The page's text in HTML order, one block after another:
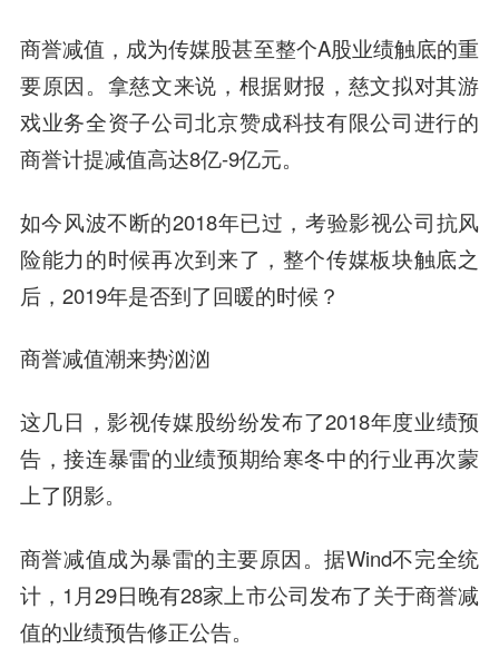
商誉减值，成为传媒股甚至整个A股业绩触底的重
要原因。拿慈文来说，根据财报，慈文拟对其游
戏业务全资子公司北京赞成科技有限公司进行的
商誉计提减值高达8亿-9亿元。
如今风波不断的2018年已过，考验影视公司抗风
险能力的时候再次到来了，整个传媒板块触底之
后，2019年是否到了回暖的时候？
商誉减值潮来势汹汹
这几日，影视传媒股纷纷发布了2018年度业绩预
告，接连暴雷的业绩预期给寒冬中的行业再次蒙
上了阴影。
商誉减值成为暴雷的主要原因。据Wind不完全统
计，1月29日晚有28家上市公司发布了关于商誉减
值的业绩预告修正公告。